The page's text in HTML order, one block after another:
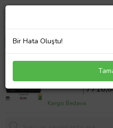
S Pro Cam Filmi
152cm/30mt (Karışık)
Sepette
7716,
Kargo Bedava
Bir Hata Oluştu!